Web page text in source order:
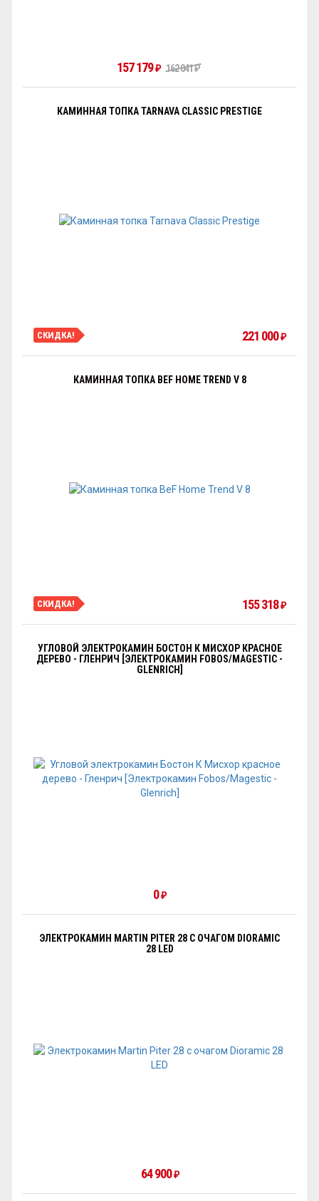
157 179₽ 162 041₽
КАМИННАЯ ТОПКА TARNAVA CLASSIC PRESTIGE
СКИДКА! 221 000₽
КАМИННАЯ ТОПКА BEF HOME TREND V 8
СКИДКА! 155 318₽
УГЛОВОЙ ЭЛЕКТРОКАМИН БОСТОН К МИСХОР КРАСНОЕ
ДЕРЕВО - ГЛЕНРИЧ [ЭЛЕКТРОКАМИН FOBOS/MAGESTIC -
GLENRICH]
0₽
ЭЛЕКТРОКАМИН MARTIN PITER 28 С ОЧАГОМ DIORAMIC
28 LED
64 900₽